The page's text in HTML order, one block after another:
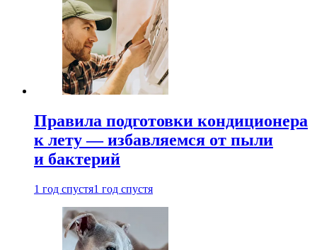
Правила подготовки кондиционера
к лету — избавляемся от пыли
и бактерий
1 год спустя1 год спустя